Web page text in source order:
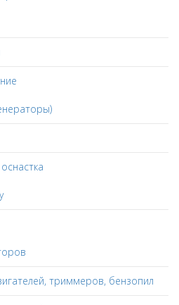
триммеров, бензопил